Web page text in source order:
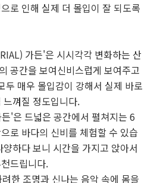
로 인해 실제 더 몰입이 잘 되도록
가든'은 시시각각 변화하는 산
공간을 보여신비스럽게 보여주고
두 매우 몰입감이 강해서 실제 바로
껴질 정도입니다.
'은 드넓은 공간에서 펼쳐지는 6
로 바다의 신비를 체험할 수 있습
하다 보니 시간을 가지고 앉아서
드립니다.
한 조명과 신나는 음악 속에 몸을